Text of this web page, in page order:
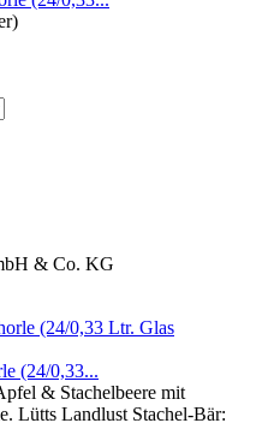
& Co. KG
(24/0,33...
& Stachelbeere mit
Lütts Landlust Stachel‑Bär: